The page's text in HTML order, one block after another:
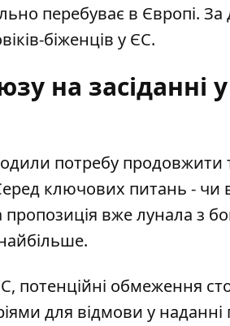
перебуває в Європі.
біженців у ЄС.
на засіданні у
потребу
ключових питань - чи
пропозиція вже лунала з
потенційні обмеження
для відмови у наданні